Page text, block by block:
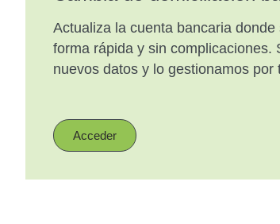
Actualiza la cuenta bancaria
forma rápida y sin complicaciones.
nuevos datos y lo gestionamos por
Acceder